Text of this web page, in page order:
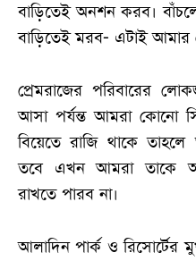
বাড়িতেই অনশন করব।
বাড়িতেই মরব- এটাই আমার
প্রেমরাজের পরিবারের
আসা পর্যন্ত আমরা কোনো
বিয়েতে রাজি থাকে
তবে এখন আমরা তাকে
রাখতে পারব না।
আলাদিন পার্ক ওরিসোর্টের